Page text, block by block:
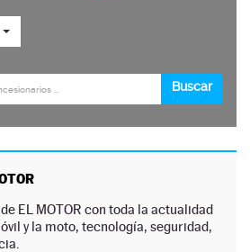
EL MOTOR con toda la actualidad
y la moto, tecnología, seguridad,